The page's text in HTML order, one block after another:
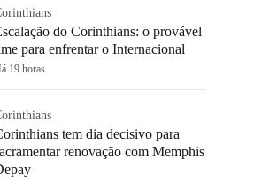
do Corinthians: o provável
para enfrentar o Internacional
19 horas
tem dia decisivo para
renovação com Memphis